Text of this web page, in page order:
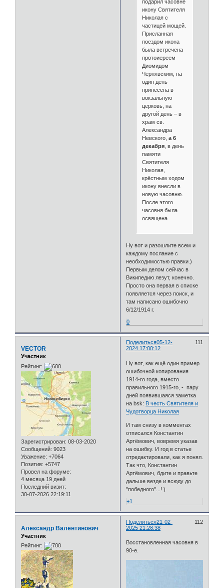
подарил часовне
икону Святителя
Николая с
частицей мощей.
Присланная
поездом икона
была встречена
протоиереем
Диомидом
Чернявским, на
один день
принесена в
вокзальную
церковь, на
другой день – в
храм св.
Александра
Невского, а 6
декабря, в день
памяти
Святителя
Николая,
крёстным ходом
икону внесли в
новую часовню.
После этого
часовня была
освящена.
Ну вот и разошлите всем и
каждому послание с
необходимостью правки.)
Первым делом сейчас в
Википедию лезут, конечно.
Просто она первая в списке
появляется через поиск, и
там написано ошибочно
6/12/1914 г.
0
Поделиться 111
05-12-
2024 17:00:12
VECTOR
Участник
Рейтинг:
Зарегистрирован: 08-03-2020
Сообщений: 9023
Уважение: +7064
Позитив: +5747
Провел на форуме:
4 месяца 19 дней
Последний визит:
30-07-2026 22:19:11
Ну вот, как ещё один пример
ошибочной копирования
1914-го года, вместо
правильного 1915-го, - пару
дней появившаяся заметка
на bsk: В честь Святителя и
Чудотворца Николая
И там снизу в комментах
отписался Константин
Артёмович, вовремя указав
на ошибку. И год в статье
отредактировали, как я понял.
Так что, Константин
Артёмович, бдите и правьте
дальше везде и всюду до
"победного"...! )
+1
Поделиться 112
21-02-
2025 21:28:38
Александр Валентинович
Участник
Рейтинг:
Восстановленная часовня в
90-е.